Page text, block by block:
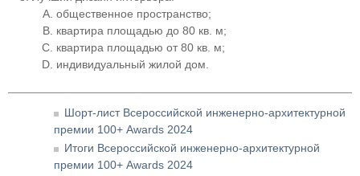
общественное пространство;
квартира площадью до 80 кв. м;
квартира площадью от 80 кв. м;
индивидуальный жилой дом.
Шорт-лист Всероссийской инженерно-архитектурной
премии 100+ Awards 2024
Итоги Всероссийской инженерно-архитектурной
премии 100+ Awards 2024